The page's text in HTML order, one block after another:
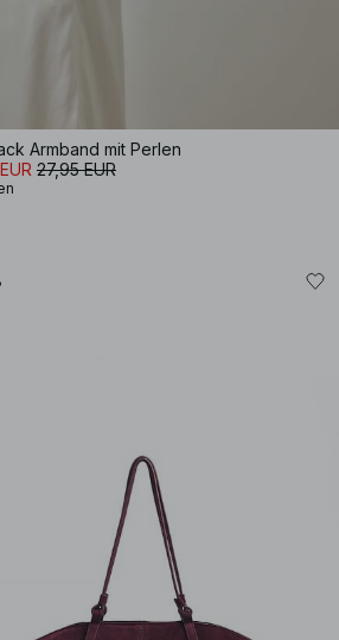
Armband mit Perlen
27,95 EUR